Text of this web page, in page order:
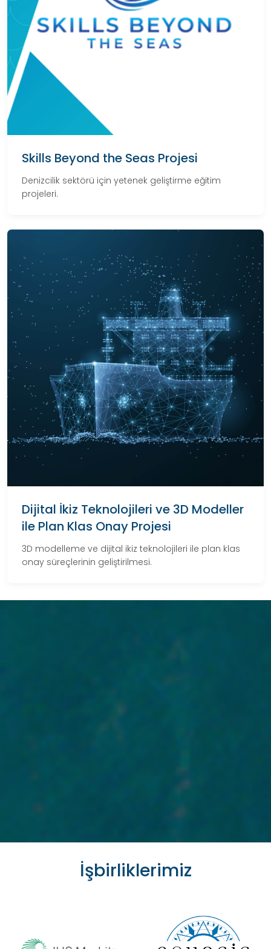
Skills Beyond the Seas Projesi
Denizcilik sektörü için yetenek geliştirme eğitim
projeleri.
Dijital İkiz Teknolojileri ve 3D Modeller
ile Plan Klas Onay Projesi
3D modelleme ve dijital ikiz teknolojileri ile plan klas
onay süreçlerinin geliştirilmesi.
İşbirliklerimiz